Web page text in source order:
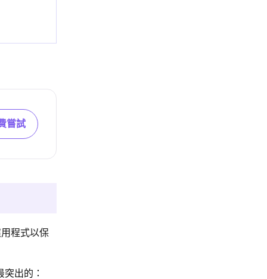
嘗試
程式以保
出的：